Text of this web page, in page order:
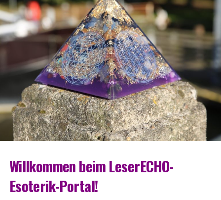
Will­kom­men beim LeserECHO-
Esoterik-Portal!